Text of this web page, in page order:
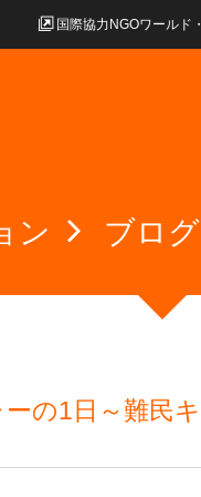
国際協力NGOワールド
ン ブログ
の1日～難民